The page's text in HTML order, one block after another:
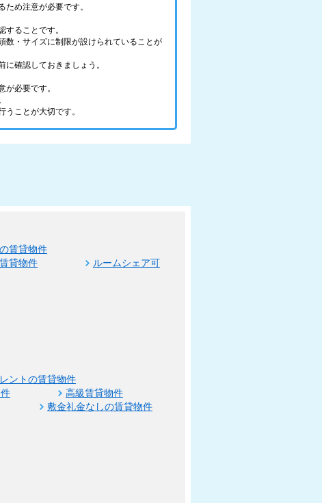
め注意が必要です。
することです。
数・サイズに制限が設けられていることが
確認しておきましょう。
が必要です。
うことが大切です。
賃貸物件
貸物件
ルームシェア可
ントの賃貸物件
高級賃貸物件
敷金礼金なしの賃貸物件